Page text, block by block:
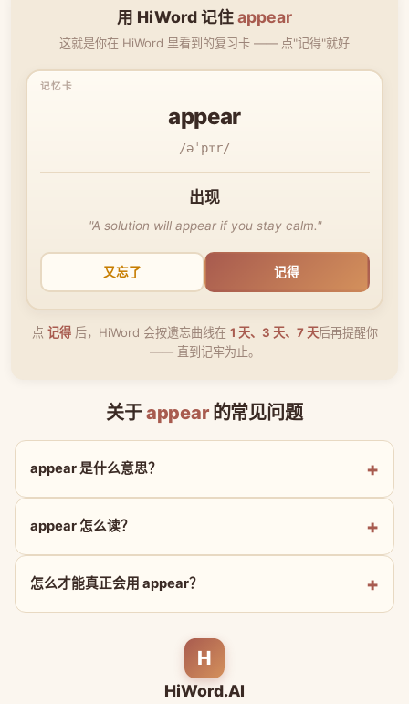
用 HiWord 记住appear
这就是你在 HiWord 里看到的复习卡 —— 点"记得"就好
appear
/əˈpɪr/
出现
"A solution will appear if you stay calm."
又忘了 记得
点 记得后，HiWord 会按遗忘曲线在 1 天、3 天、7 天后再提醒你
—— 直到记牢为止。
关于appear的常见问题
appear 是什么意思？
appear 怎么读？
怎么才能真正会用 appear？
H
HiWord.AI